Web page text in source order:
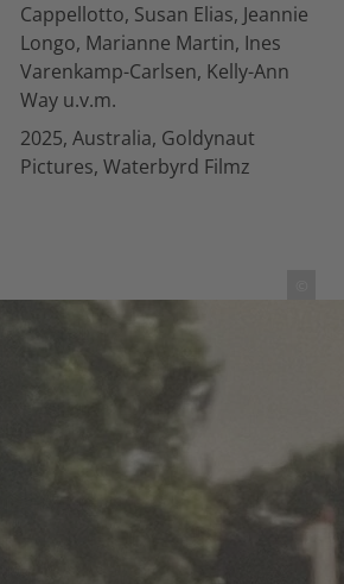
Cappellotto, Susan Elias, Jeannie
Longo, Marianne Martin, Ines
Varenkamp-Carlsen, Kelly-Ann
Way u.v.m.
2025, Australia, Goldynaut
Pictures, Waterbyrd Filmz
1980S TOUR
FÉMININ
Heroines: The documentary
tells the story of the Tour de
took place between 1984 and
Eleanor Sharpe talks about
and the history of the